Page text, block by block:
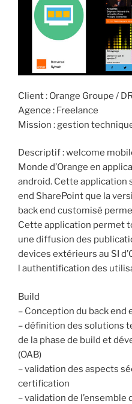
Client : Orange Groupe /
Agence : Freelance
Mission : gestion
Descriptif : welcome
Monde d’Orange en
android. Cette application
end SharePoint que la
back end customisé
Cette application permet
une diffusion des
devices extérieurs au SI
l authentification des
Build
– Conception du back
– définition des solutions
de la phase de build et
(OAB)
– validation des aspects
certification
– validation de